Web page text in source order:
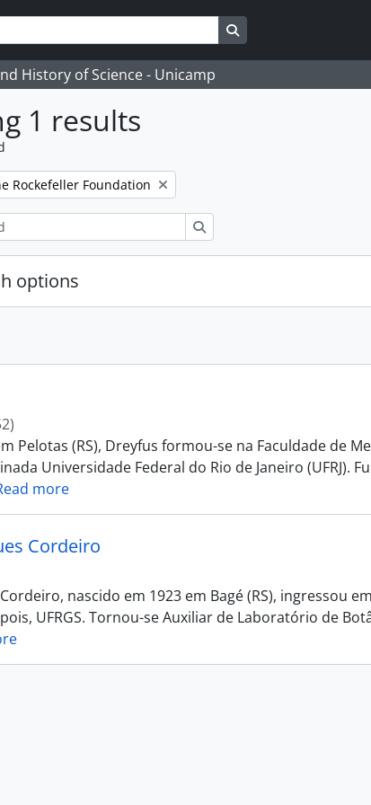
History of Science - Unicamp
1 results
filter:
Rockefeller Foundation
options
Pelotas (RS), Dreyfus formou-se na Faculdade de
Universidade Federal do Rio de Janeiro (UFRJ).
more
Cordeiro
nascido em 1923 em Bagé (RS), ingressou
UFRGS. Tornou-se Auxiliar de Laboratório de